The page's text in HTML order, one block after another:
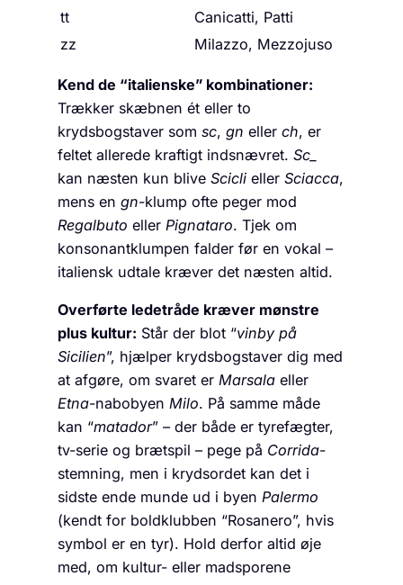
tt
Canicatti, Patti
zz
Milazzo, Mezzojuso
Kend de “italienske” kombinationer:
Trækker skæbnen ét eller to
krydsbogstaver som sc, gn eller ch, er
feltet allerede kraftigt indsnævret. Sc_
kan næsten kun blive Scicli eller Sciacca,
mens en gn-klump ofte peger mod
Regalbuto eller Pignataro. Tjek om
konsonant­klumpen falder før en vokal –
italiensk udtale kræver det næsten altid.
Overførte ledetråde kræver mønstre
plus kultur: Står der blot “vinby på
Sicilien”, hjælper krydsbogstaver dig med
at afgøre, om svaret er Marsala eller
Etna-nabobyen Milo. På samme måde
kan “matador” – der både er tyrefægter,
tv-serie og brætspil – pege på Corrida-
stemning, men i krydsordet kan det i
sidste ende munde ud i byen Palermo
(kendt for boldklubben “Rosanero”, hvis
symbol er en tyr). Hold derfor altid øje
med, om kultur- eller madsporene